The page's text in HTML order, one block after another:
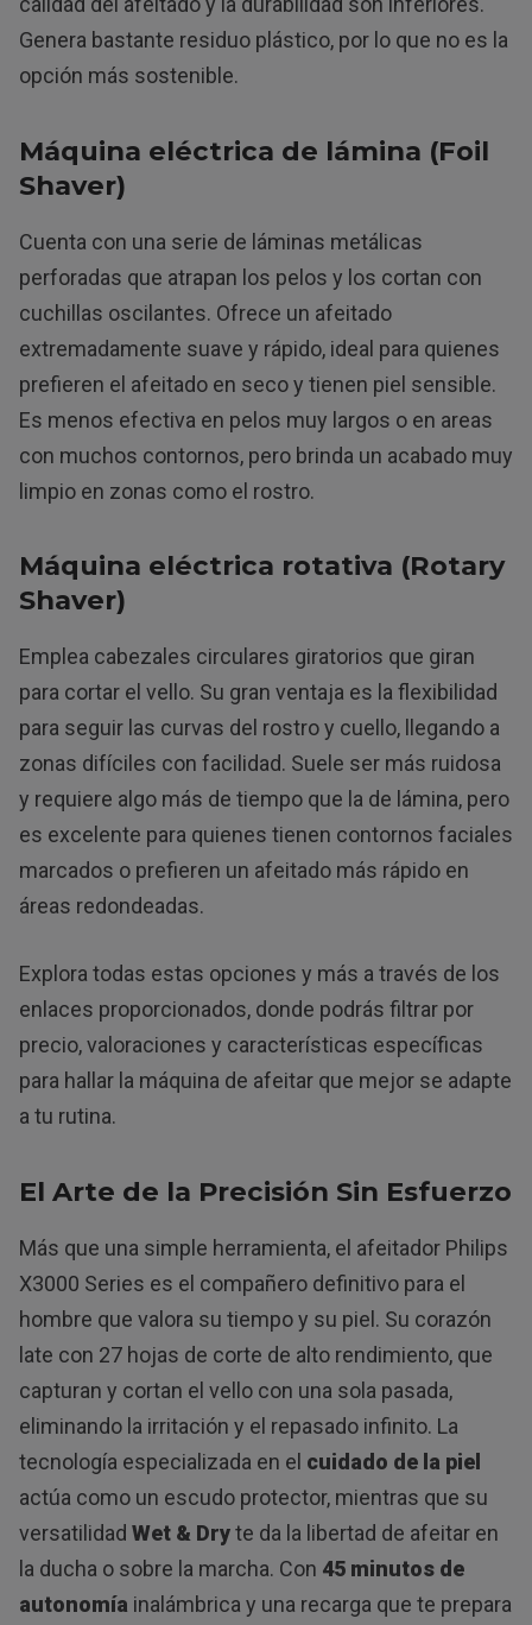
Genera bastante residuo plástico, por lo que no es la
opción más sostenible.
Máquina eléctrica de lámina (Foil
Shaver)
Cuenta con una serie de láminas metálicas
perforadas que atrapan los pelos y los cortan con
cuchillas oscilantes. Ofrece un afeitado
extremadamente suave y rápido, ideal para quienes
prefieren el afeitado en seco y tienen piel sensible.
Es menos efectiva en pelos muy largos o en areas
con muchos contornos, pero brinda un acabado muy
limpio en zonas como el rostro.
Máquina eléctrica rotativa (Rotary
Shaver)
Emplea cabezales circulares giratorios que giran
para cortar el vello. Su gran ventaja es la flexibilidad
para seguir las curvas del rostro y cuello, llegando a
zonas difíciles con facilidad. Suele ser más ruidosa
y requiere algo más de tiempo que la de lámina, pero
es excelente para quienes tienen contornos faciales
marcados o prefieren un afeitado más rápido en
áreas redondeadas.
Explora todas estas opciones y más a través de los
enlaces proporcionados, donde podrás filtrar por
precio, valoraciones y características específicas
para hallar la máquina de afeitar que mejor se adapte
a tu rutina.
El Arte de la Precisión Sin Esfuerzo
Más que una simple herramienta, el afeitador Philips
X3000 Series es el compañero definitivo para el
hombre que valora su tiempo y su piel. Su corazón
late con 27 hojas de corte de alto rendimiento, que
capturan y cortan el vello con una sola pasada,
eliminando la irritación y el repasado infinito. La
tecnología especializada en el cuidado de la piel
actúa como un escudo protector, mientras que su
versatilidad Wet & Dryte da la libertad de afeitar en
la ducha o sobre la marcha. Con 45 minutos de
autonomía inalámbrica y una recarga que te prepara